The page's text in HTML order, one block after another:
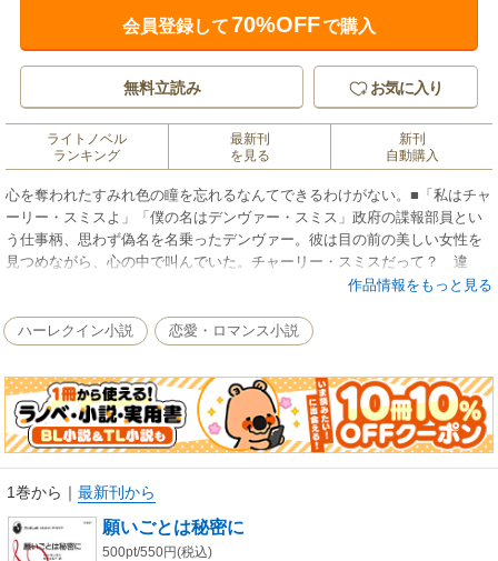
会員登録して70%OFFで購入
無料立読み お気に入り
ライトノベル
ランキング
最新刊
を見る
新刊
自動購入
心を奪われたすみれ色の瞳を忘れるなんてできるわけがない。■「私はチャ
ーリー・スミスよ」「僕の名はデンヴァー・スミス」政府の諜報部員とい
う仕事柄、思わず偽名を名乗ったデンヴァー。彼は目の前の美しい女性を
見つめながら、心の中で叫んでいた。チャーリー・スミスだって？ 違
う！彼女は、シャーライン・チャンドラーじゃないか。数年前、妹の卒業
いるすみれ色の瞳を、僕が絶対に見間違えるはずはない。信じられない。
今や彼女はすっかり大人の女性に成長して、手を伸ばせばたやすく抱き締
められる場所にいる。これは何かの罠なのか？でなければ上流階級のお嬢
様のシャーラインが、なぜこんな田舎町に隠れ住んでいるんだ！
作品情報をもっと見る
ハーレクイン小説 恋愛・ロマンス小説
1巻から ｜ 最新刊から
願いごとは秘密に
500pt/550円(税込)